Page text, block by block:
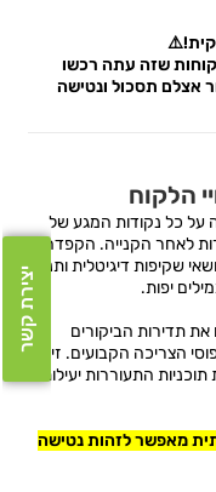
שזה עתה רכשו
אצלם תסכול ונטישה
הלקוח
על כל נקודות המגע של
לאחר הקנייה. הקפדה
שקיפות דיגיטלית ותנאי
יפות.
תדירות הביקורים
הצריכה הקבועים. זיהוי
התעוררות יעילות
מאפשר לזהות נטישה
יצירת קשר